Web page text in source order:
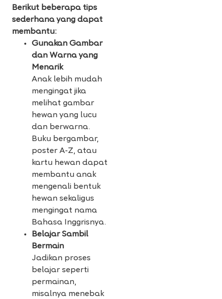
Berikut beberapa tips
sederhana yang dapat
membantu:
Gunakan Gambar
dan Warna yang
Menarik
Anak lebih mudah
mengingat jika
melihat gambar
hewan yang lucu
dan berwarna.
Buku bergambar,
poster A-Z, atau
kartu hewan dapat
membantu anak
mengenali bentuk
hewan sekaligus
mengingat nama
Bahasa Inggrisnya.
Belajar Sambil
Bermain
Jadikan proses
belajar seperti
permainan,
misalnya menebak